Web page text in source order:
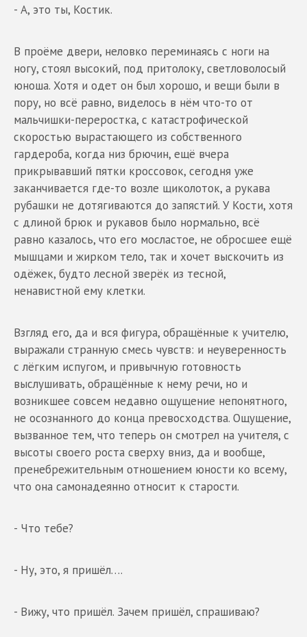
- А, это ты, Костик.
В проёме двери, неловко переминаясь с ноги на
ногу, стоял высокий, под притолоку, светловолосый
юноша. Хотя и одет он был хорошо, и вещи были в
пору, но всё равно, виделось в нём что-то от
мальчишки-переростка, с катастрофической
скоростью вырастающего из собственного
гардероба, когда низ брючин, ещё вчера
прикрывавший пятки кроссовок, сегодня уже
заканчивается где-то возле щиколоток, а рукава
рубашки не дотягиваются до запястий. У Кости, хотя
с длиной брюк и рукавов было нормально, всё
равно казалось, что его мосластое, не обросшее ещё
мышцами и жирком тело, так и хочет выскочить из
одёжек, будто лесной зверёк из тесной,
ненавистной ему клетки.
Взгляд его, да и вся фигура, обращённые к учителю,
выражали странную смесь чувств: и неуверенность
с лёгким испугом, и привычную готовность
выслушивать, обращённые к нему речи, но и
возникшее совсем недавно ощущение непонятного,
не осознанного до конца превосходства. Ощущение,
вызванное тем, что теперь он смотрел на учителя, с
высоты своего роста сверху вниз, да и вообще,
пренебрежительным отношением юности ко всему,
что она самонадеянно относит к старости.
- Что тебе?
- Ну, это, я пришёл….
- Вижу, что пришёл. Зачем пришёл, спрашиваю?